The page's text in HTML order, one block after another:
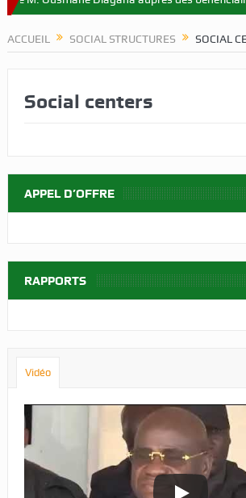
ACCUEIL SOCIAL STRUCTURES SOCIAL
Social centers
APPEL D’OFFRE
RAPPORTS
Vidéo